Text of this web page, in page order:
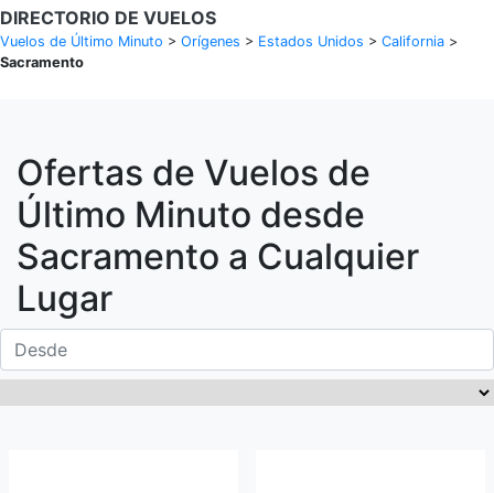
DIRECTORIO DE VUELOS
Vuelos de Último Minuto > Orígenes > Estados Unidos > California >
Sacramento
Ofertas de Vuelos de
Último Minuto desde
Sacramento a Cualquier
Lugar